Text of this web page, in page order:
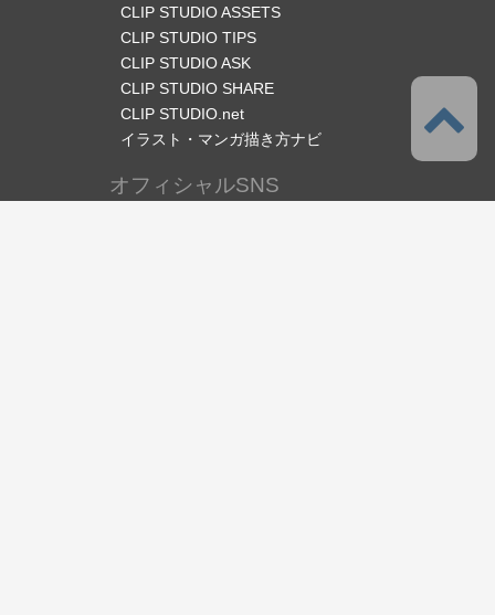
CLIP STUDIO ASSETS
CLIP STUDIO TIPS
CLIP STUDIO ASK
CLIP STUDIO SHARE
CLIP STUDIO.net
イラスト・マンガ描き方ナビ
オフィシャルSNS